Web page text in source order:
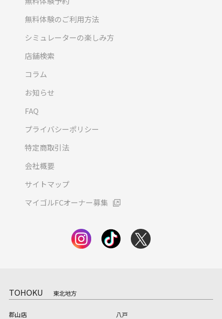
無料体験のご利用方法
シミュレーターの楽しみ方
店舗検索
コラム
お知らせ
FAQ
プライバシーポリシー
特定商取引法
会社概要
サイトマップ
マイゴルFCオーナー募集
TOHOKU 東北地方
郡山店 八戸